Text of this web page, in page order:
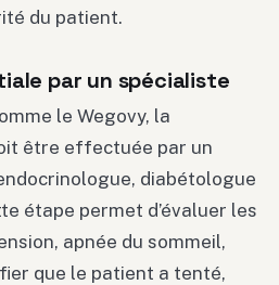
du patient.
par un spécialiste
le Wegovy, la
être effectuée par un
diabétologue
étape permet d’évaluer les
apnée du sommeil,
que le patient a tenté,